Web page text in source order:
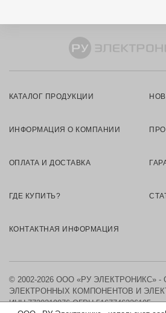
КАТАЛОГ ПРОДУКЦИИ
ИНФОРМАЦИЯ О КОМПАНИИ
ОПЛАТА И ДОСТАВКА
ГДЕ КУПИТЬ?
КОНТАКТНАЯ ИНФОРМАЦИЯ
© 2002-2026 ООО «РУ ЭЛЕКТРОНИКС»
ЭЛЕКТРОННЫХ КОМПОНЕНТОВ И
ИНН 7730219976 ОГРН 5167746326105